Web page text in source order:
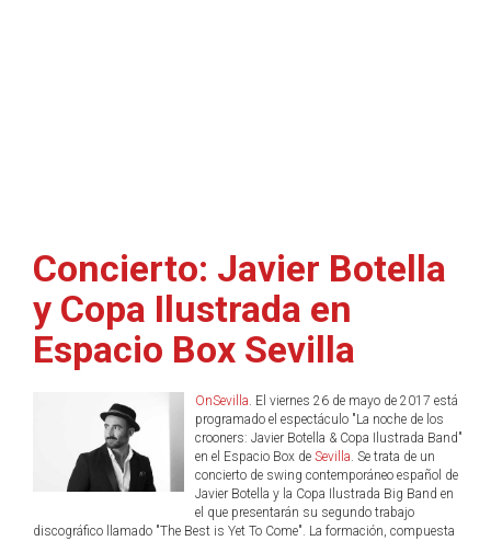
Concierto: Javier Botella
y Copa Ilustrada en
Espacio Box Sevilla
OnSevilla. El viernes 26 de mayo de 2017 está
programado el espectáculo "La noche de los
crooners: Javier Botella & Copa Ilustrada Band"
en el Espacio Box de Sevilla. Se trata de un
concierto de swing contemporáneo español de
Javier Botella y la Copa Ilustrada Big Band en
el que presentarán su segundo trabajo
discográfico llamado "The Best is Yet To Come". La formación, compuesta